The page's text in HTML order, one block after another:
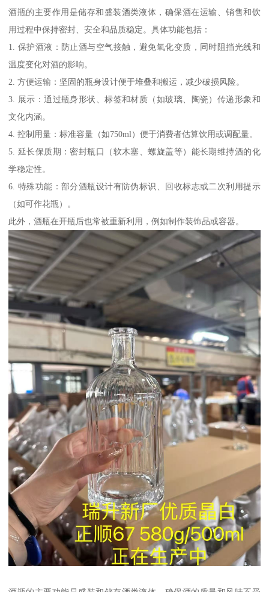
酒瓶的主要作用是储存和盛装酒类液体，确保酒在运输、销售和饮
用过程中保持密封、安全和品质稳定。具体功能包括：
1. 保护酒液：防止酒与空气接触，避免氧化变质，同时阻挡光线和
温度变化对酒的影响。
2. 方便运输：坚固的瓶身设计便于堆叠和搬运，减少破损风险。
3. 展示：通过瓶身形状、标签和材质（如玻璃、陶瓷）传递形象和
文化内涵。
4. 控制用量：标准容量（如750ml）便于消费者估算饮用或调配量。
5. 延长保质期：密封瓶口（软木塞、螺旋盖等）能长期维持酒的化
学稳定性。
6. 特殊功能：部分酒瓶设计有防伪标识、回收标志或二次利用提示
（如可作花瓶）。
此外，酒瓶在开瓶后也常被重新利用，例如制作装饰品或容器。